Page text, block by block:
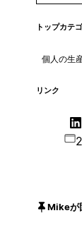
トップカテ
個人の生
リンク
Mikeが